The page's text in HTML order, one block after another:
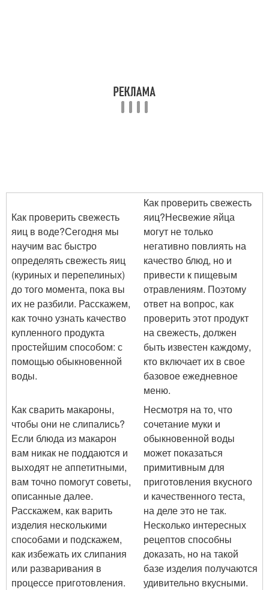
Как проверить свежесть
яиц в воде?Сегодня мы
научим вас быстро
определять свежесть яиц
(куриных и перепелиных)
до того момента, пока вы
их не разбили. Расскажем,
как точно узнать качество
купленного продукта
простейшим способом: с
помощью обыкновенной
воды.
Как проверить свежесть
яиц?Несвежие яйца
могут не только
негативно повлиять на
качество блюд, но и
привести к пищевым
отравлениям. Поэтому
ответ на вопрос, как
проверить этот продукт
на свежесть, должен
быть известен каждому,
кто включает их в свое
базовое ежедневное
меню.
Как сварить макароны,
чтобы они не слипались?
Если блюда из макарон
вам никак не поддаются и
выходят не аппетитными,
вам точно помогут советы,
описанные далее.
Расскажем, как варить
изделия несколькими
способами и подскажем,
как избежать их слипания
или разваривания в
процессе приготовления.
Несмотря на то, что
сочетание муки и
обыкновенной воды
может показаться
примитивным для
приготовления вкусного
и качественного теста,
на деле это не так.
Несколько интересных
рецептов способны
доказать, но на такой
базе изделия получаются
удивительно вкусными.